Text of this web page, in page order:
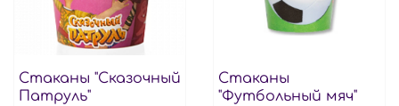
Стаканы "Сказочный
Патруль"
Стаканы
"Футбольный мяч"